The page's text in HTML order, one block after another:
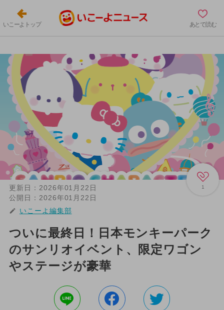
いこーよトップ あとで読む
1
更新日： 2026年01月22日
公開日： 2026年01月22日
いこーよ編集部
ついに最終日！日本モンキーパーク
のサンリオイベント、限定ワゴン
やステージが豪華